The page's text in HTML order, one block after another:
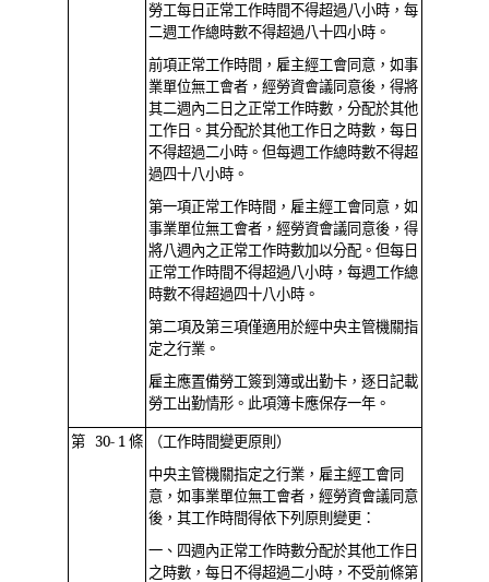
勞工每日正常工作時間不得超過八小時，每
二週工作總時數不得超過八十四小時。
前項正常工作時間，雇主經工會同意，如事
業單位無工會者，經勞資會議同意後，得將
其二週內二日之正常工作時數，分配於其他
工作日。其分配於其他工作日之時數，每日
不得超過二小時。但每週工作總時數不得超
過四十八小時。
第一項正常工作時間，雇主經工會同意，如
事業單位無工會者，經勞資會議同意後，得
將八週內之正常工作時數加以分配。但每日
正常工作時間不得超過八小時，每週工作總
時數不得超過四十八小時。
第二項及第三項僅適用於經中央主管機關指
定之行業。
雇主應置備勞工簽到簿或出勤卡，逐日記載
勞工出勤情形。此項簿卡應保存一年。
第 30- 1 條
（工作時間變更原則）
中央主管機關指定之行業，雇主經工會同
意，如事業單位無工會者，經勞資會議同意
後，其工作時間得依下列原則變更：
一、四週內正常工作時數分配於其他工作日
之時數，每日不得超過二小時，不受前條第